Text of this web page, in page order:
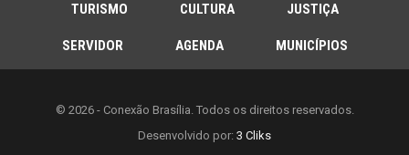
TURISMO CULTURA JUSTIÇA
SERVIDOR AGENDA MUNICÍPIOS
© 2026 - Conexão Brasília. Todos os direitos reservados.
Desenvolvido por: 3 Cliks